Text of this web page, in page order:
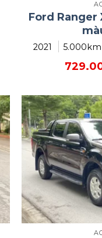
Ford Ranger
2021 5.000km